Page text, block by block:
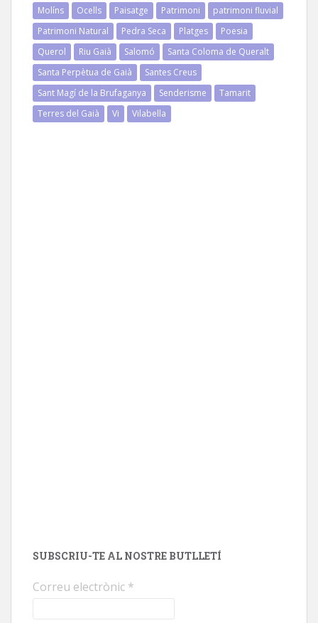
Molíns
Ocells Paisatge Patrimoni
patrimoni fluvial
Patrimoni Natural
Pedra Seca Platges
Poesia
Querol
Riu Gaià Salomó
Santa Coloma de Queralt
Santa Perpètua de Gaià
Santes Creus
Sant Magí de la Brufaganya
Senderisme
Tamarit
Terres del Gaià
Vi Vilabella
SUBSCRIU-TE AL NOSTRE BUTLLETÍ
Correu electrònic *